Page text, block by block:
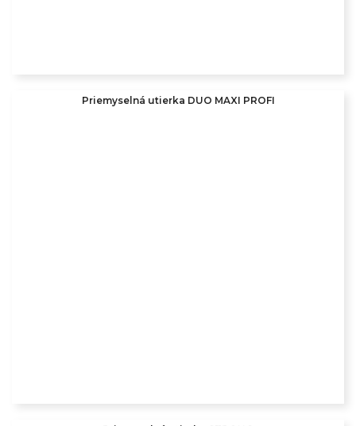
Priemyselná utierka DUO MAXI PROFI